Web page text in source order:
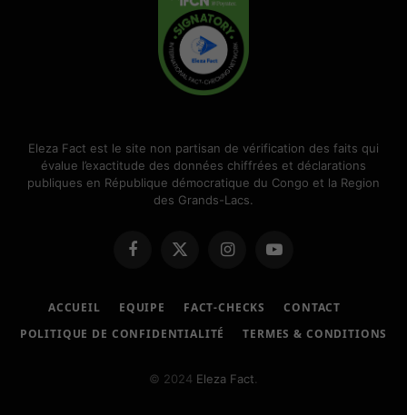
Eleza Fact est le site non partisan de vérification des faits qui
évalue l’exactitude des données chiffrées et déclarations
publiques en République démocratique du Congo et la Region
des Grands-Lacs.
Facebook
X
InstagramYoutube
ACCUEIL EQUIPE FACT-CHECKS
CONTACT
POLITIQUE DE CONFIDENTIALITÉ
TERMES & CONDITIONS
© 2024 Eleza Fact